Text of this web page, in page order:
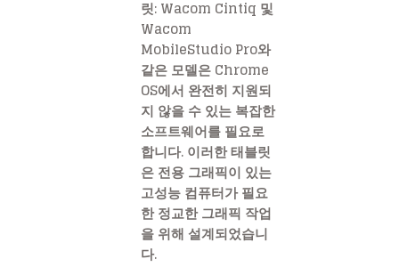
릿: Wacom Cintiq 및
Wacom
MobileStudio Pro와
같은 모델은 Chrome
OS에서 완전히 지원되
지 않을 수 있는 복잡한
소프트웨어를 필요로
합니다. 이러한 태블릿
은 전용 그래픽이 있는
고성능 컴퓨터가 필요
한 정교한 그래픽 작업
을 위해 설계되었습니
다.